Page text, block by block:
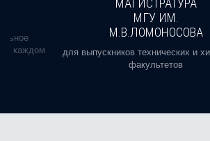
в каждом
МАГИСТРАТУРА
МГУ ИМ.
М.В.ЛОМОНОСОВА
для выпускников технических и
факультетов